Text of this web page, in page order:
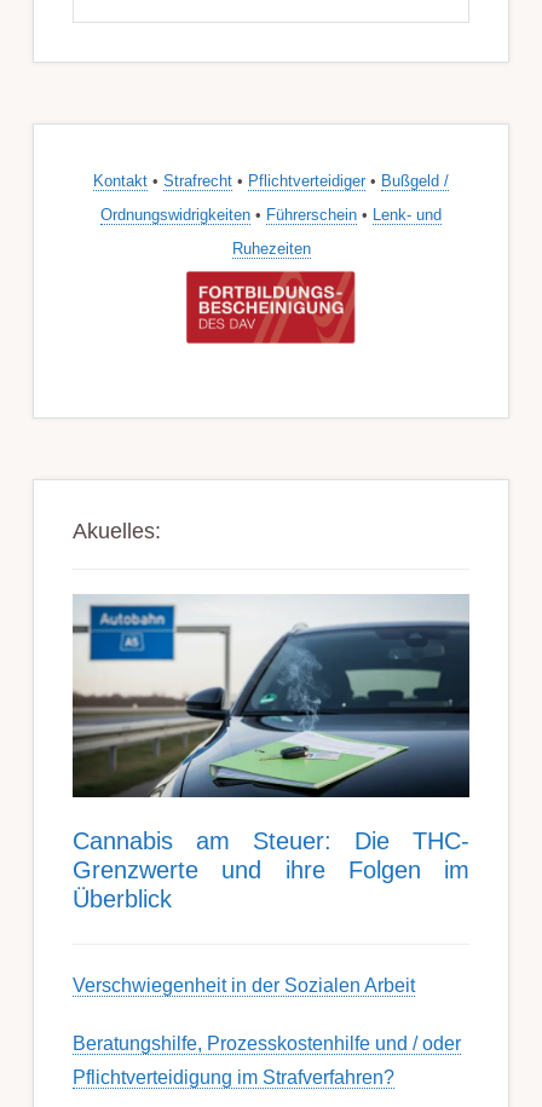
Kontakt • Strafrecht • Pflichtverteidiger • Bußgeld /
Ordnungswidrigkeiten • Führerschein • Lenk- und
Ruhezeiten
Akuelles:
Can­nabis am Steu­er: Die THC-
Grenz­werte und ihre Folgen im
Über­blick
Ver­schwieg­en­heit in der Soz­ial­en Ar­beit
Berat­ungs­hil­fe, Pro­zess­kost­en­hilfe und / oder
Pflicht­ver­teidig­ung im Strafverfahren?